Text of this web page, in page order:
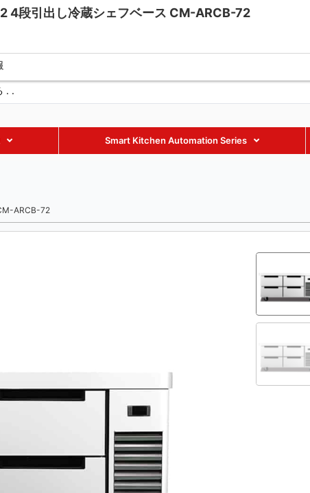
Smart Kitchen Automation Series
ARCB-72
4段引出し冷蔵シェフベース CM-ARCB-72